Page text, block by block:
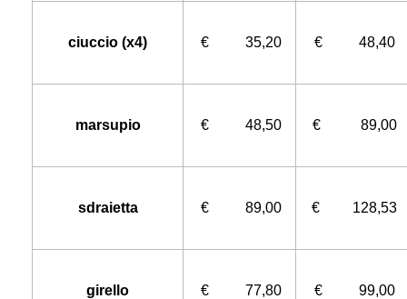
ciuccio (x4) € 35,20 € 48,40
marsupio € 48,50 € 89,00
sdraietta € 89,00 € 128,53
girello € 77,80 € 99,00